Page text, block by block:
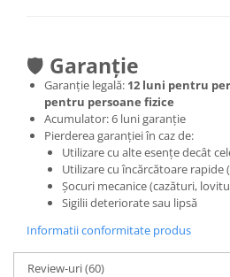
🛡️ Garanție
Garanție legală: 12 luni pentru
pentru persoane fizice
Acumulator: 6 luni garanție
Pierderea garanției în caz de:
Utilizare cu alte esențe decât
Utilizare cu încărcătoare rapide
Șocuri mecanice (cazături,
Sigilii deteriorate sau lipsă
Informatii conformitate produs
Review-uri(60)